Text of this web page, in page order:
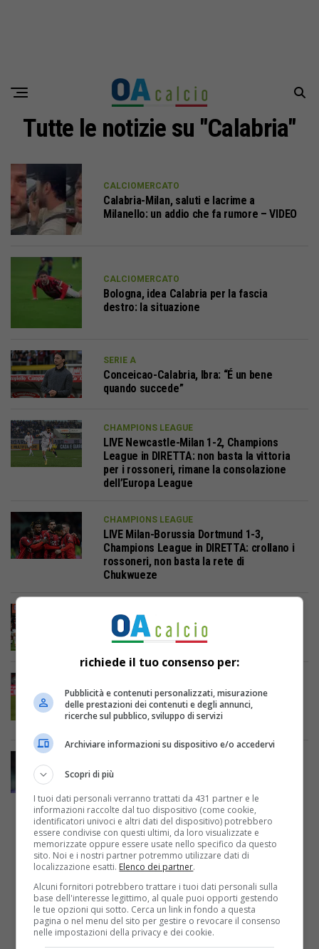
Tutte le notizie su "Calabria"
CALCIOMERCATO
Calabria-Milan, saluti e lacrime a
Milanello: un addio che fa rumore – VIDEO
CALCIOMERCATO
Bologna, idea Calabria per la fascia
destro: la situazione
SERIE A
Conceicao-Calabria, Ibra: “É un bene
quando succede”
CHAMPIONS LEAGUE
LIVE Newcastle-Milan 1-2, Champions
League in DIRETTA: non basta la vittoria
per i rossoneri, rimane la consolazione
dell’Europa League
CHAMPIONS LEAGUE
LIVE Milan-Borussia Dortmund 1-3,
Champions League in DIRETTA: crollano i
rossoneri, non basta la rete di
Chukwueze
LIVE CALCIO
DIRETTA Milan-Torino 1-0 LIVE: i
rossoneri tornano alla vittoria
DIRETTA Milan-Sassuolo 2-5 LIVE:
disfatta rossonera, un meraviglioso
Sassuolo domina a San Siro
DIRETTA Lazio-Milan 4-0 LIVE: i
Pioli, si apre la crisi rossonera
PUBBLICITÀ
richiede il tuo consenso per:
Pubblicità e contenuti personalizzati, misurazione
delle prestazioni dei contenuti e degli annunci,
ricerche sul pubblico, sviluppo di servizi
Archiviare informazioni su dispositivo e/o accedervi
Scopri di più
I tuoi dati personali verranno trattati da 431 partner e le
informazioni raccolte dal tuo dispositivo (come cookie,
identificatori univoci e altri dati del dispositivo) potrebbero
essere condivise con questi ultimi, da loro visualizzate e
memorizzate oppure essere usate nello specifico da questo
sito. Noi e i nostri partner potremmo utilizzare dati di
localizzazione esatti. Elenco dei partner.
Alcuni fornitori potrebbero trattare i tuoi dati personali sulla
base dell'interesse legittimo, al quale puoi opporti gestendo
le tue opzioni qui sotto. Cerca un link in fondo a questa
pagina o nel menu del sito per gestire o revocare il consenso
nelle impostazioni della privacy e dei cookie.